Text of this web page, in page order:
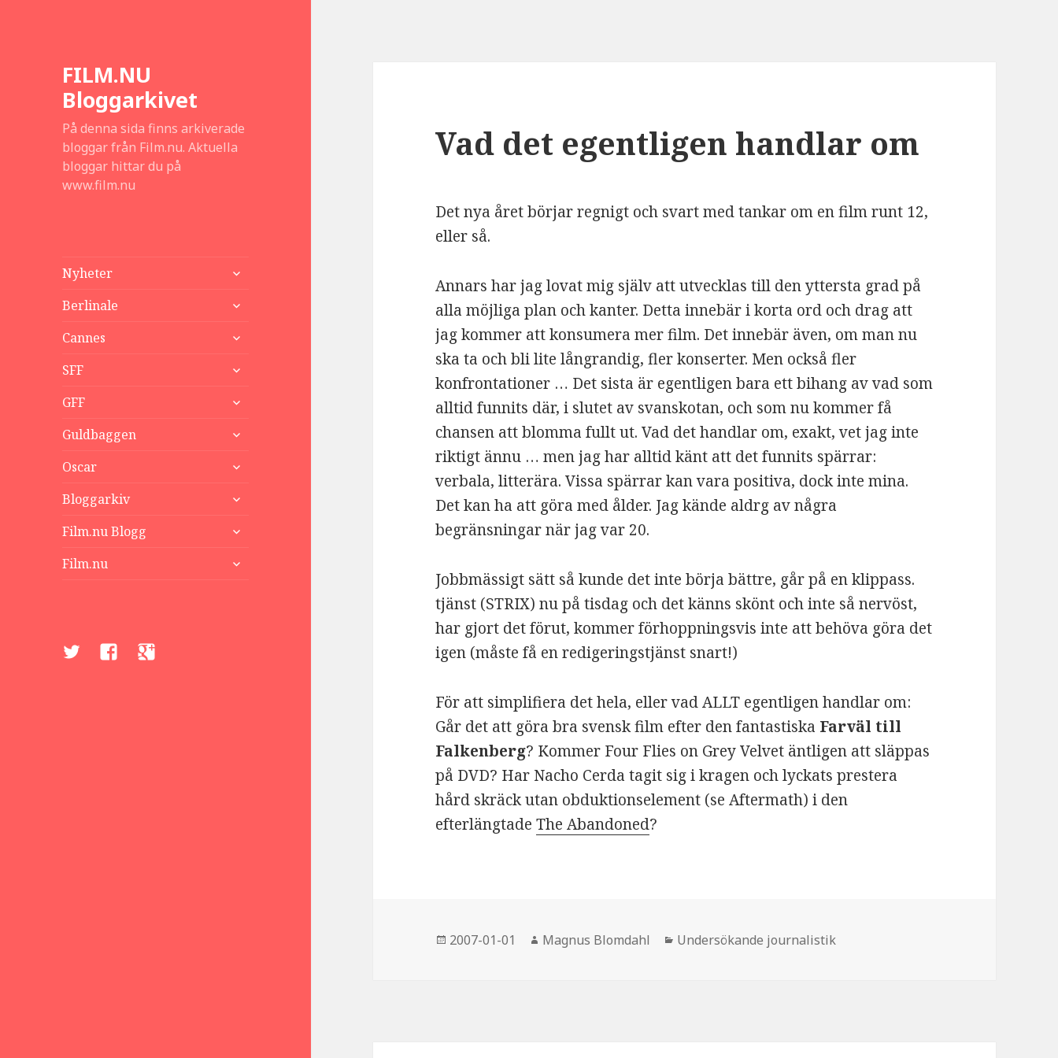
FILM.NU
Bloggarkivet
På denna sida finns arkiverade
bloggar från Film.nu. Aktuella
bloggar hittar du på
www.film.nu
Nyheter
expandera
Berlinale
expandera
Cannes
expandera
SFF
expandera
GFF
expandera
Guldbaggen
expandera
Oscar
expandera
Bloggarkiv
expandera
Film.nu Blogg
expandera
Film.nu
expandera
TwitterFacebookGoogle+
Vad det egentligen handlar om
Det nya året börjar regnigt och svart med tankar om en film runt 12,
eller så.
Annars har jag lovat mig själv att utvecklas till den yttersta grad på
alla möjliga plan och kanter. Detta innebär i korta ord och drag att
jag kommer att konsumera mer film. Det innebär även, om man nu
ska ta och bli lite långrandig, fler konserter. Men också fler
konfrontationer … Det sista är egentligen bara ett bihang av vad som
alltid funnits där, i slutet av svanskotan, och som nu kommer få
chansen att blomma fullt ut. Vad det handlar om, exakt, vet jag inte
riktigt ännu … men jag har alltid känt att det funnits spärrar:
verbala, litterära. Vissa spärrar kan vara positiva, dock inte mina.
Det kan ha att göra med ålder. Jag kände aldrg av några
begränsningar när jag var 20.
Jobbmässigt sätt så kunde det inte börja bättre, går på en klippass.
tjänst (STRIX) nu på tisdag och det känns skönt och inte så nervöst,
har gjort det förut, kommer förhoppningsvis inte att behöva göra det
igen (måste få en redigeringstjänst snart!)
För att simplifiera det hela, eller vad ALLT egentligen handlar om:
Går det att göra bra svensk film efter den fantastiska Farväl till
Falkenberg? Kommer Four Flies on Grey Velvet äntligen att släppas
på DVD? Har Nacho Cerda tagit sig i kragen och lyckats prestera
hård skräck utan obduktionselement (se Aftermath) i den
efterlängtadeThe Abandoned?
Postat
2007-01-01 Författare
Magnus Blomdahl Kategorier
Undersökande journalistik